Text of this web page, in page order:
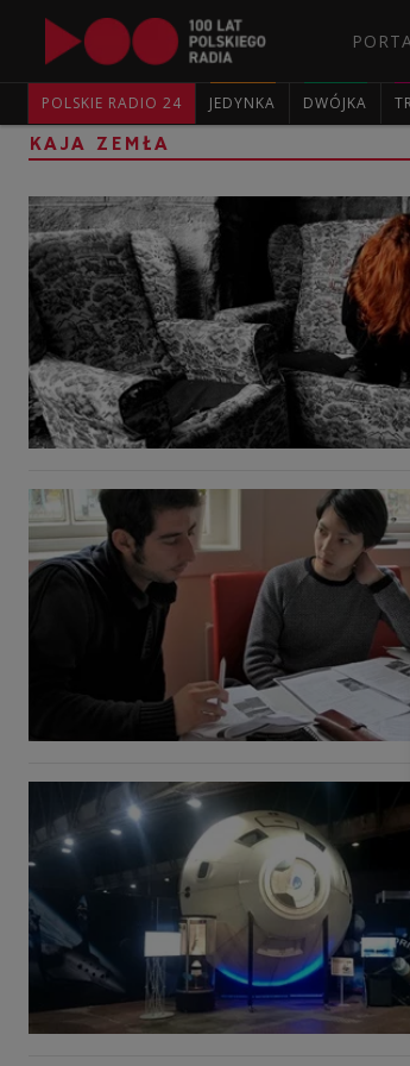
POLSKIE RADIO 24 JEDYNKA DWÓJKA
KAJA ZEMŁA